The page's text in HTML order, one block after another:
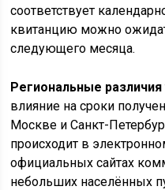
соответствует
квитанцию можно
следующего месяца.
Региональные различия
влияние на сроки
Москве и Санкт-
происходит в
официальных сайтах
небольших населённых